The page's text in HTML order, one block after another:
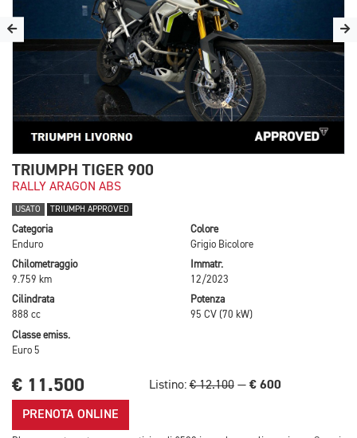
TRIUMPH TIGER 900
RALLY ARAGON ABS
USATO TRIUMPH APPROVED
Categoria
Enduro
Colore
Grigio Bicolore
Chilometraggio
9.759 km
Immatr.
12/2023
Cilindrata
888 cc
Potenza
95 CV (70 kW)
Classe emiss.
Euro 5
€ 11.500 Listino:€ 12.100 — € 600
PRENOTA ONLINE